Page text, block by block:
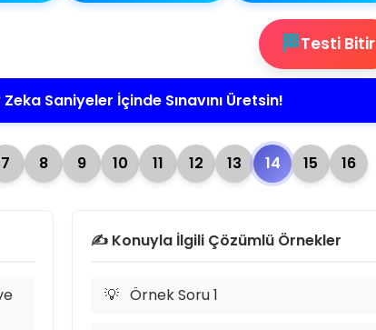
🏁Testi Bitir
Saniyeler İçinde Sınavını Üretsin!
7 8 9 10 11 12 13 14 15 16
✍️ Konuyla İlgili Çözümlü Örnekler
💡 Örnek Soru 1